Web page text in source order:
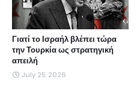
Γιατί το Ισραήλ βλέπει τώρα
την Τουρκία ως στρατηγική
απειλή
July 25, 2026